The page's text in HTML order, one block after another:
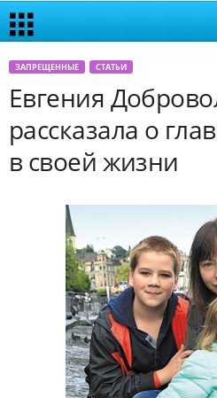
ЗАПРЕЩЕННЫЕ СТАТЬИ
Евгения
рассказала о
в своей жизни